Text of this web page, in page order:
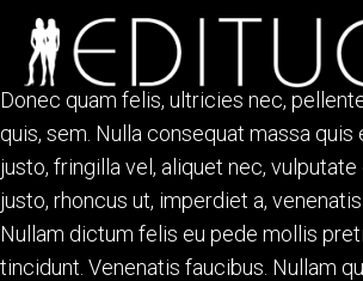
Donec quam felis, ultricies nec,
quis, sem. Nulla consequat massa quis
justo, fringilla vel, aliquet nec, vulputate
justo, rhoncus ut, imperdiet a,
Nullam dictum felis eu pede mollis
tincidunt. Venenatis faucibus. Nullam